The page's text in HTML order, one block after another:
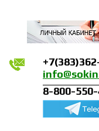
8-800-